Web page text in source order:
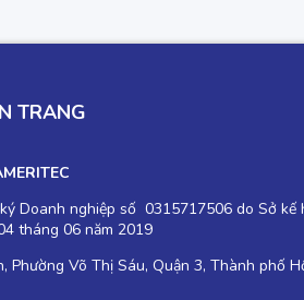
TRANG
Doanh nghiệp số 0315717506 do Sở kế
tháng 06 năm 2019
Phường Võ Thị Sáu, Quận 3, Thành phố